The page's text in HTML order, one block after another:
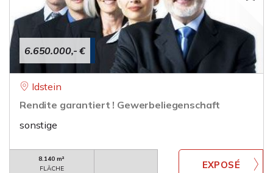
6.650.000,- €
Idstein
Rendite garantiert ! Gewerbeliegenschaft
sonstige
8.140 m²
FLÄCHE